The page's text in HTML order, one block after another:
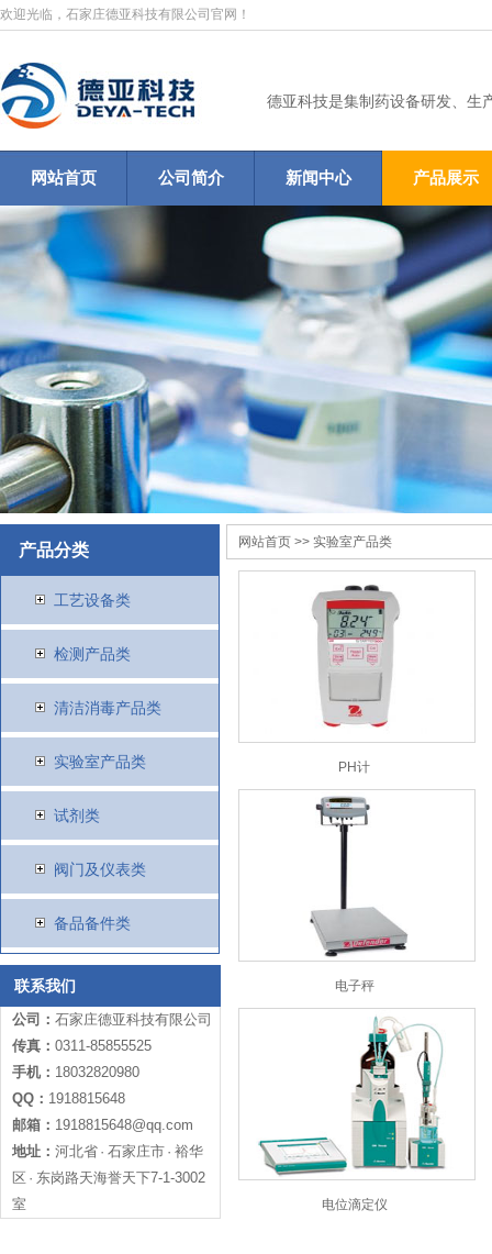
欢迎光临，石家庄德亚科技有限公司官网！
德亚科技是集制药设备研发、生
网站首页 公司简介 新闻中心 产品展示
产品分类
工艺设备类
检测产品类
清洁消毒产品类
实验室产品类
试剂类
阀门及仪表类
备品备件类
联系我们
公司： 石家庄德亚科技有限公司
传真： 0311-85855525
手机： 18032820980
QQ： 1918815648
邮箱： 1918815648@qq.com
地址： 河北省 · 石家庄市 · 裕华
区 · 东岗路天海誉天下7-1-3002
室
网站首页 >> 实验室产品类
PH计
电子秤
电位滴定仪